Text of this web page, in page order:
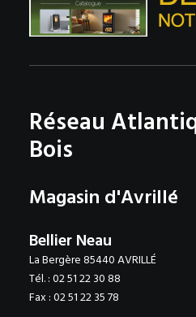
Réseau
Bois
Magasin d'Avrillé
Bellier Neau
La Bergère 85440 AVRILLÉ
Tél. : 02 51 22 30 88
Fax : 02 51 22 35 78